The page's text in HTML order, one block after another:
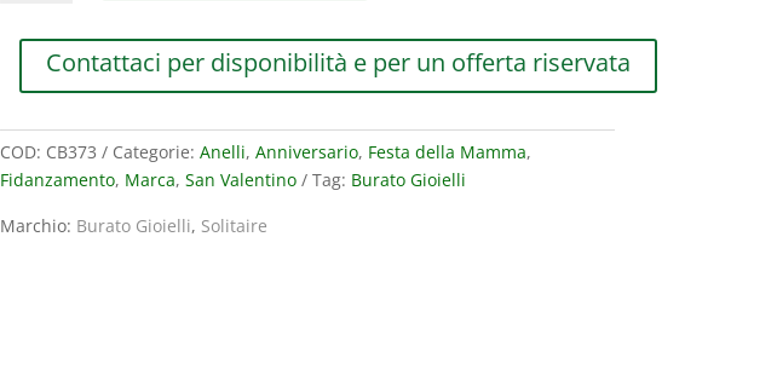
ORO
CON
DIAMANTE
quantità
Contattaci per disponibilità e per un offerta riservata
COD: CB373 Categorie: Anelli, Anniversario, Festa della Mamma,
Fidanzamento, Marca, San Valentino Tag: Burato Gioielli
Marchio: Burato Gioielli, Solitaire